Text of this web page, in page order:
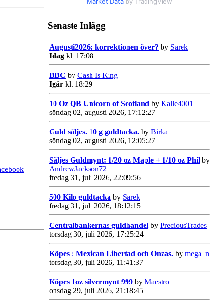
Senaste Inlägg
Augusti2026: korrektionen över? by Sarek
Idag kl. 17:08
BBC by Cash Is King
Igår kl. 18:29
10 Oz QB Unicorn of Scotland by Kalle4001
söndag 02, augusti 2026, 17:12:27
Guld säljes. 10 g guldtacka. by Birka
söndag 02, augusti 2026, 12:05:27
Säljes Guldmynt: 1/20 oz Maple + 1/10 oz Phil by
AndrewJackson72
fredag 31, juli 2026, 22:09:56
500 Kilo guldtacka by Sarek
fredag 31, juli 2026, 18:12:15
Centralbankernas guldhandel by PreciousTrades
torsdag 30, juli 2026, 17:25:24
Köpes : Mexican Libertad och Onzas. by mega_n
torsdag 30, juli 2026, 11:41:37
Köpes 1oz silvermynt 999 by Maestro
onsdag 29, juli 2026, 21:18:45